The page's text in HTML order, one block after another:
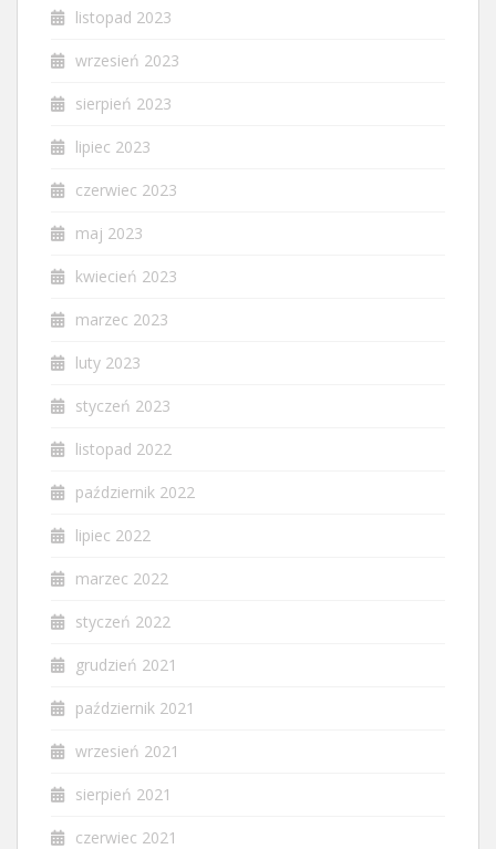
listopad 2023
wrzesień 2023
sierpień 2023
lipiec 2023
czerwiec 2023
maj 2023
kwiecień 2023
marzec 2023
luty 2023
styczeń 2023
listopad 2022
październik 2022
lipiec 2022
marzec 2022
styczeń 2022
grudzień 2021
październik 2021
wrzesień 2021
sierpień 2021
czerwiec 2021